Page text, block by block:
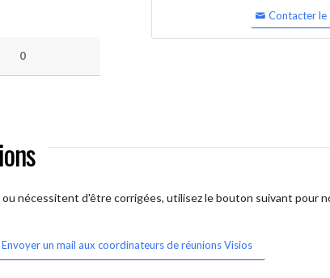
0
Contacter le
nécessitent d'être corrigées, utilisez le bouton suivant pour
Envoyer un mail aux coordinateurs de réunions Visios